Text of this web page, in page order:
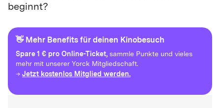
beginnt?
👋 Mehr Benefits für deinen Kinobesuch
Spare1 € pro Online-Ticket, sammle Punkte und vieles
mehr mit unserer Yorck Mitgliedschaft.
→ Jetzt kostenlos Mitglied werden.